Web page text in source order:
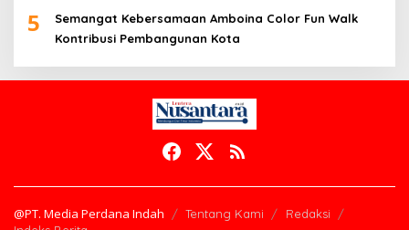
5
Semangat Kebersamaan Amboina Color Fun Walk
Kontribusi Pembangunan Kota
@PT. Media Perdana Indah Tentang Kami
Redaksi